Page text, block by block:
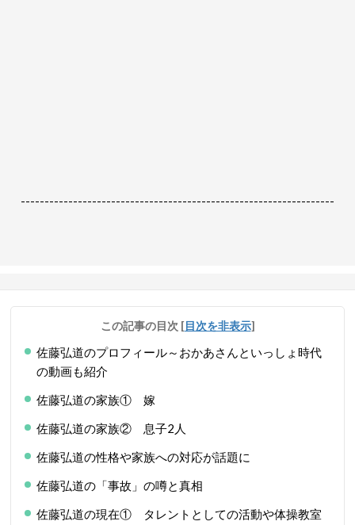
------------------------------------------------------------------
この記事の目次 [目次を非表示]
佐藤弘道のプロフィール～おかあさんといっしょ時代
の動画も紹介
佐藤弘道の家族① 嫁
佐藤弘道の家族② 息子2人
佐藤弘道の性格や家族への対応が話題に
佐藤弘道の「事故」の噂と真相
佐藤弘道の現在① タレントとしての活動や体操教室